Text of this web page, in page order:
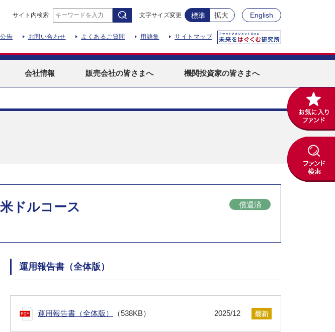
サイト内検索 文字サイズ変更 標準 拡大 English
告 お問い合わせ よくあるご質問 用語集 サイトマップ
会社情報 販売会社の皆さまへ 機関投資家の皆さまへ
償還済
ドルコース
運用報告書（全体版）
運用報告書（全体版） （538KB） 2025/12